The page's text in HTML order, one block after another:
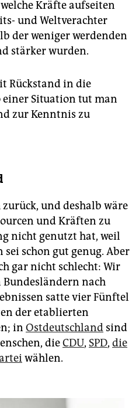
Kräfte aufseiten
und Weltverachter
der weniger werdenden
stärker wurden.
Rückstand in die
einer Situation tut man
zur Kenntnis zu
und deshalb wäre
und Kräften zu
nicht genutzt hat, weil
schon gut genug. Aber
gar nicht schlecht: Wir
Bundesländern nach
satte vier Fünftel
der etablierten
in Ostdeutschland sind
dieCDU, SPD, die
wählen.